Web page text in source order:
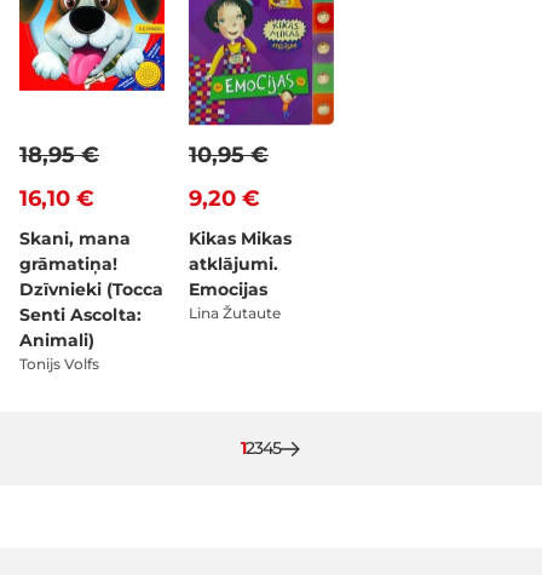
16,10 €
18,95 €
Skani, mana
grāmatiņa!
Dzīvnieki (Tocca
Senti Ascolta:
Animali)
Tonijs Volfs
9,20 €
10,95 €
Kikas Mikas
atklājumi.
Emocijas
Lina Žutaute
Pašlaik lasāt lapu
1Lapa
2Lapa
3Lapa
4Lapa
5